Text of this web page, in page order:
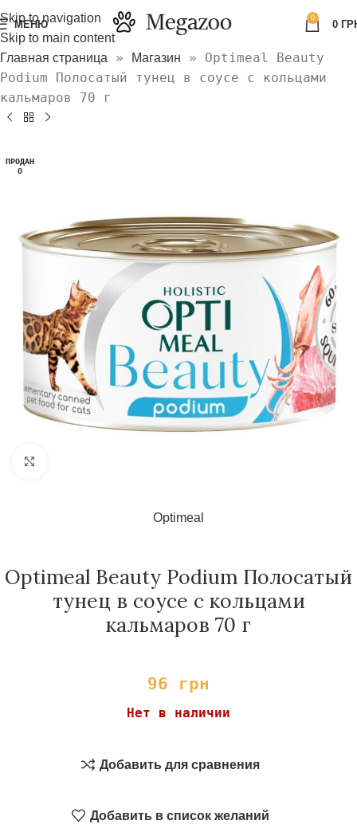
Skip to navigation
Skip to main content
МЕНЮ
0
0
Главная страница » Магазин » Optimeal Beauty
Podium Полосатый тунец в соусе с кольцами
кальмаров 70 г
ПРОДАН
О
Optimeal
Optimeal Beauty Podium Полосатый
тунец в соусе с кольцами
кальмаров 70 г
96 грн
Нет в наличии
Добавить для сравнения
Добавить в список желаний